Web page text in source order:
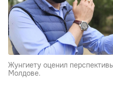
Жунгиету оценил
Молдове.